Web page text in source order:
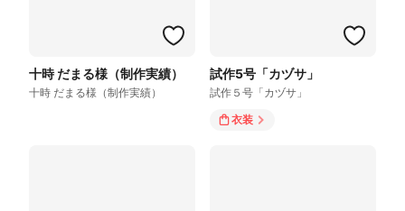
十時 だまる様（制作実績）
十時 だまる様（制作実績）
試作5号「カヅサ」
試作５号「カヅサ」
衣装